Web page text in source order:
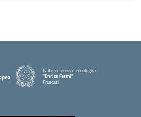
Istituto Tecnico Tecnologico
"Enrico Fermi"
Frascati